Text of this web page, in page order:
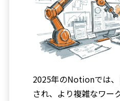
2025年のNotionでは
され、より複雑なワー